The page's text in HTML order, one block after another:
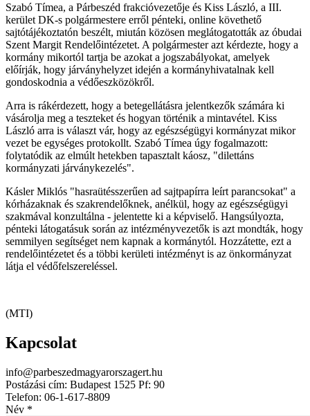
Szabó Tímea, a Párbeszéd frakcióvezetője és Kiss László, a III.
kerület DK-s polgármestere erről pénteki, online követhető
sajtótájékoztatón beszélt, miután közösen meglátogatották az óbudai
Szent Margit Rendelőintézetet. A polgármester azt kérdezte, hogy a
kormány mikortól tartja be azokat a jogszabályokat, amelyek
előírják, hogy járványhelyzet idején a kormányhivatalnak kell
gondoskodnia a védőeszközökről.
Arra is rákérdezett, hogy a betegellátásra jelentkezők számára ki
vásárolja meg a teszteket és hogyan történik a mintavétel. Kiss
László arra is választ vár, hogy az egészségügyi kormányzat mikor
vezet be egységes protokollt. Szabó Tímea úgy fogalmazott:
folytatódik az elmúlt hetekben tapasztalt káosz, "dilettáns
kormányzati járványkezelés".
Kásler Miklós "hasraütésszerűen ad sajtpapírra leírt parancsokat" a
kórházaknak és szakrendelőknek, anélkül, hogy az egészségügyi
szakmával konzultálna - jelentette ki a képviselő. Hangsúlyozta,
pénteki látogatásuk során az intézményvezetők is azt mondták, hogy
semmilyen segítséget nem kapnak a kormánytól. Hozzátette, ezt a
rendelőintézetet és a többi kerületi intézményt is az önkormányzat
látja el védőfelszereléssel.
(MTI)
Kapcsolat
info@parbeszedmagyarorszagert.hu
Postázási cím: Budapest 1525 Pf: 90
Telefon: 06-1-617-8809
Név *